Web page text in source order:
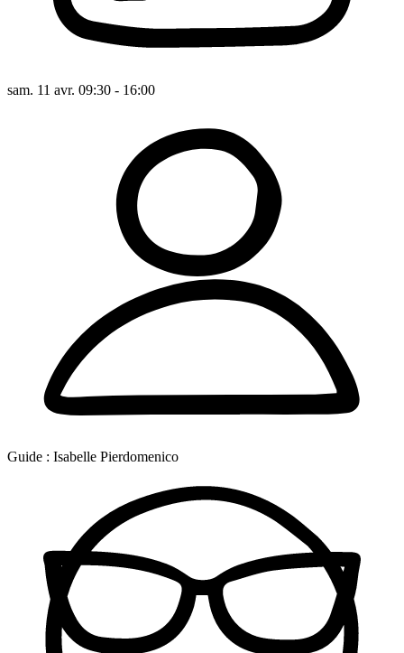
sam. 11 avr. 09:30 - 16:00
Guide : Isabelle Pierdomenico